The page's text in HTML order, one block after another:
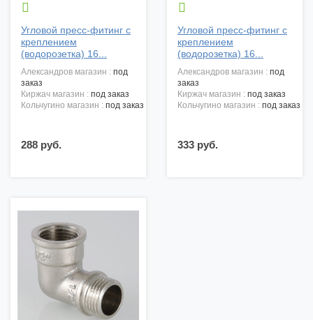

Угловой пресс-фитинг с
креплением
(водорозетка) 16...
александров магазин : под
заказ
киржач магазин : под заказ
кольчугино магазин : под заказ
288 руб.

Угловой пресс-фитинг с
креплением
(водорозетка) 16...
александров магазин : под
заказ
киржач магазин : под заказ
кольчугино магазин : под заказ
333 руб.